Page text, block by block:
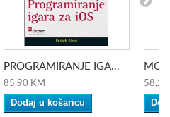
PROGRAMIRANJE IGA...
85,90 KM
Dodaj u košaricu